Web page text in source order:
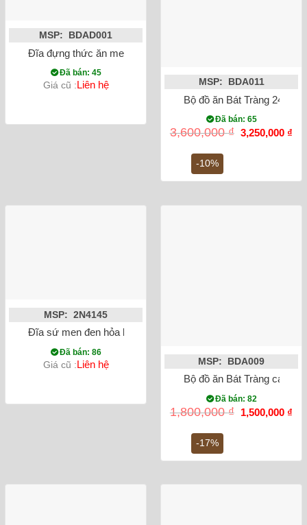
MSP: BDAD001
Đĩa đựng thức ăn men đen
Đã bán: 45
Giá cũ :Liên hệ
-10%
MSP: BDA011
Bộ đồ ăn Bát Tràng 24
Đã bán: 65
3,600,000₫ Giá
gốc
3,250,000 ₫
MSP: 2N4145
Đĩa sứ men đen hỏa biến 3 size
Đã bán: 86
Giá cũ :Liên hệ
-17%
MSP: BDA009
Bộ đồ ăn Bát Tràng cao
Đã bán: 82
1,800,000₫
Giá
gốc
1,500,000 ₫